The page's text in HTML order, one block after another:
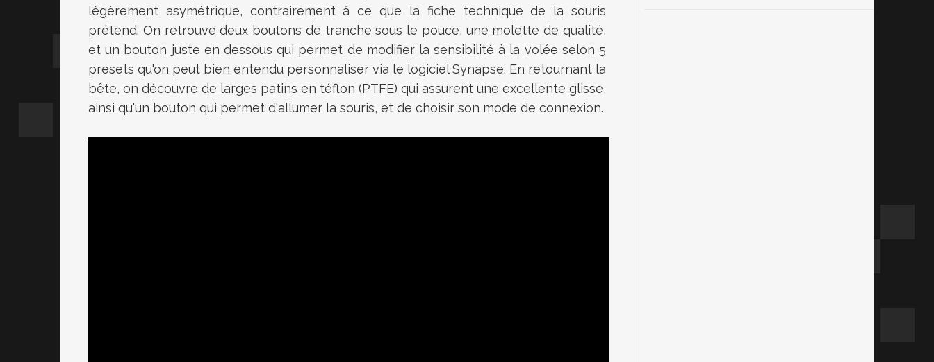
légèrement asymétrique, contrairement à ce que la fiche technique de la souris
prétend. On retrouve deux boutons de tranche sous le pouce, une molette de qualité,
et un bouton juste en dessous qui permet de modifier la sensibilité à la volée selon 5
presets qu'on peut bien entendu personnaliser via le logiciel Synapse. En retournant la
bête, on découvre de larges patins en téflon (PTFE) qui assurent une excellente glisse,
ainsi qu'un bouton qui permet d'allumer la souris, et de choisir son mode de connexion.